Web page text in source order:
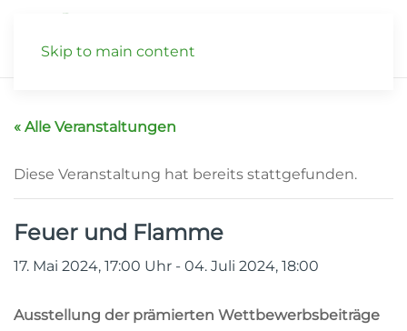
Skip to main content
« Alle Veranstaltungen
Diese Veranstaltung hat bereits stattgefunden.
Feuer und Flamme
17. Mai 2024, 17:00 Uhr - 04. Juli 2024, 18:00
Ausstellung der prämierten Wettbewerbsbeiträge